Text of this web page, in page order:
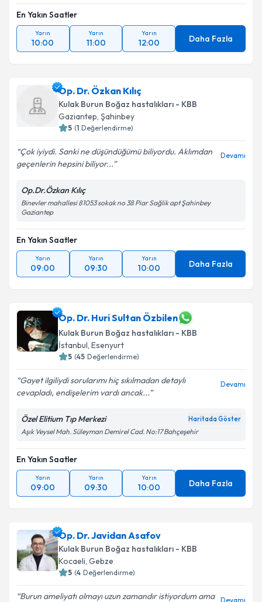
En Yakın Saatler
Yarın
10:00
Yarın
11:00
Yarın
12:00 Daha Fazla
Op. Dr. Özkan Kılıç
Kulak Burun Boğaz hastalıkları - KBB
Gaziantep, Şahinbey
5 (1 Değerlendirme)
Çok iyiydi. Sanki ne düşündüğümü biliyordu. Aklımdan
geçenlerin hepsini biliyor...
Devamı
Op.Dr.Özkan Kılıç
Binevler mahallesi 81053 sokak no 38 Piar Sağlik apt Şahinbey
Gaziantep
En Yakın Saatler
Yarın
09:00
Yarın
09:30
Yarın
10:00 Daha Fazla
Op. Dr. Huri Sultan Özbilen
Kulak Burun Boğaz hastalıkları - KBB
İstanbul, Esenyurt
5 (45 Değerlendirme)
Gayet ilgiliydi sorularımı hiç sıkılmadan detaylı
cevapladı, endişelerim vardı ancak...
Devamı
Özel Elitium Tıp Merkezi Haritada Göster
Aşık Veysel Mah. Süleyman Demirel Cad. No:17 Bahçeşehir
En Yakın Saatler
Yarın
09:00
Yarın
09:30
Yarın
10:00 Daha Fazla
Op. Dr. Javidan Asafov
Kulak Burun Boğaz hastalıkları - KBB
Kocaeli, Gebze
5 (4 Değerlendirme)
Burun ameliyatı olmayı uzun zamandır istiyordum ama
Devamı